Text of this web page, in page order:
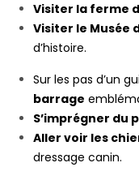
Visiter la ferme
Visiter le Musée
d’histoire.
Sur les pas d’un
barrage
S’imprégner du
Aller voir les
dressage canin.